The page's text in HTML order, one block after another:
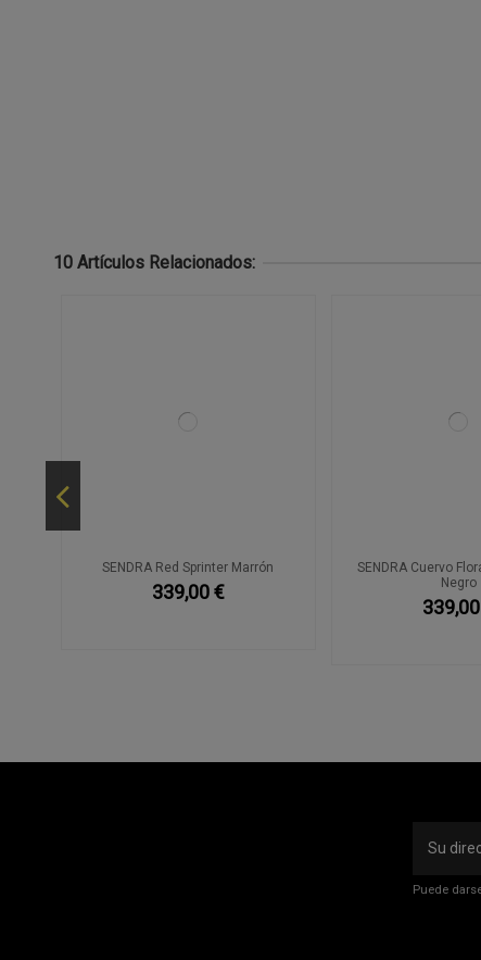
10 Artículos Relacionados:
SENDRA Red Sprinter Marrón
339,00 €
SENDRA Cuervo
Negro
Puede